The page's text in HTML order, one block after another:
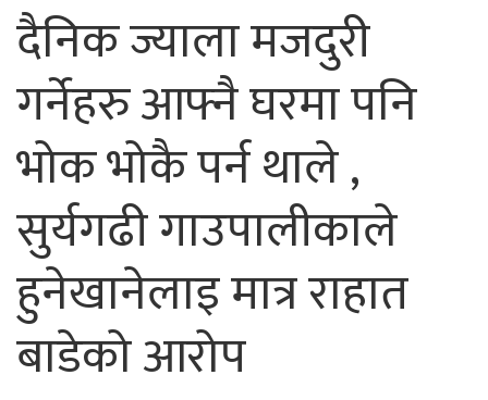
दैनिक ज्याला मजदुरी
गर्नेहरु आफ्नै घरमा पनि
भोक भोकै पर्न थाले ,
सुर्यगढी गाउपालीकाले
हुनेखानेलाइ मात्र राहात
बाडेको आरोप